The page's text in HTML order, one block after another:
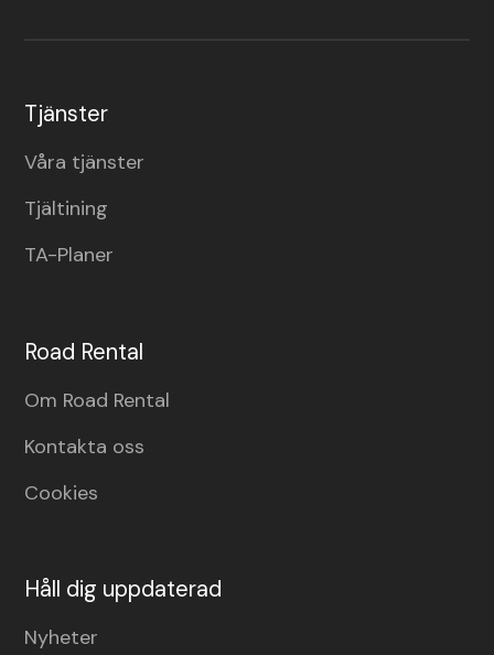
Tjänster
Våra tjänster
Tjältining
TA-Planer
Road Rental
Om Road Rental
Kontakta oss
Cookies
Håll dig uppdaterad
Nyheter